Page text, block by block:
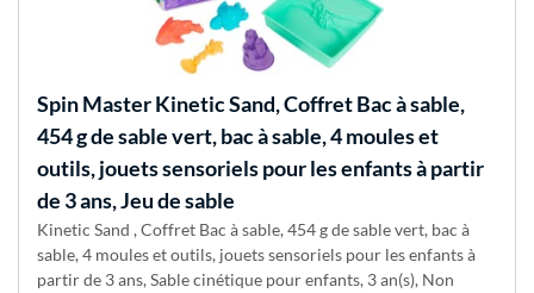
Spin MasterKinetic Sand, Coffret Bac à sable,
454 g de sable vert, bac à sable, 4 moules et
outils, jouets sensoriels pour les enfants à partir
de 3 ans, Jeu de sable
Kinetic Sand , Coffret Bac à sable, 454 g de sable vert, bac à
sable, 4 moules et outils, jouets sensoriels pour les enfants à
partir de 3 ans, Sable cinétique pour enfants, 3 an(s), Non